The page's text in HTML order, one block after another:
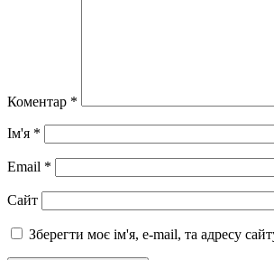
Коментар *
Ім'я *
Email *
Сайт
Зберегти моє ім'я, e-mail, та адресу